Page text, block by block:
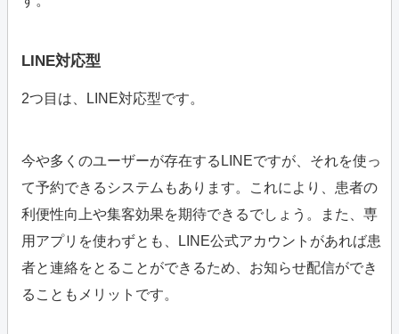
LINE対応型
2つ目は、LINE対応型です。
今や多くのユーザーが存在するLINEですが、それを使っ
て予約できるシステムもあります。これにより、患者の
利便性向上や集客効果を期待できるでしょう。また、専
用アプリを使わずとも、LINE公式アカウントがあれば患
者と連絡をとることができるため、お知らせ配信ができ
ることもメリットです。